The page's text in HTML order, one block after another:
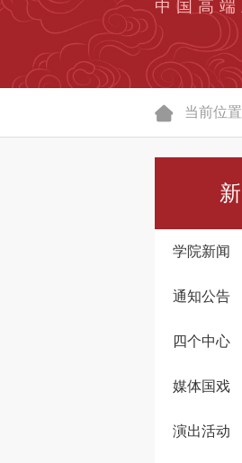
中国高
当前位
学院新闻
通知公告
四个中心
媒体国戏
演出活动